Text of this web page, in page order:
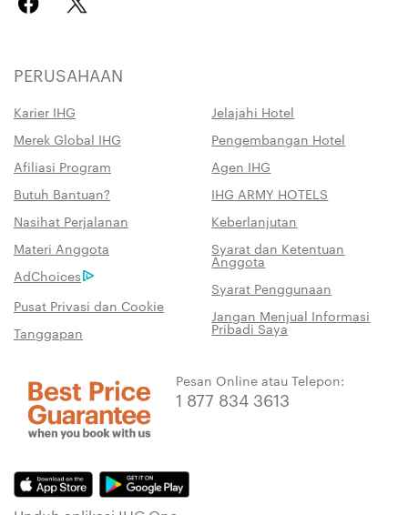
PERUSAHAAN
Karier IHG
Jelajahi Hotel
Merek Global IHG
Pengembangan Hotel
Afiliasi Program
Agen IHG
Butuh Bantuan?
IHG ARMY HOTELS
Nasihat Perjalanan
Keberlanjutan
Materi Anggota
Syarat dan Ketentuan
Anggota
AdChoices
Syarat Penggunaan
Pusat Privasi dan Cookie
Jangan Menjual Informasi
Pribadi Saya
Tanggapan
Pesan Online atau Telepon:
1 877 834 3613